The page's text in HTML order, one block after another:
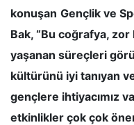
konuşan Gençlik ve
Bak, “Bu coğrafya,
yaşanan süreçleri
kültürünü iyi tanıyan
gençlere ihtiyacımız
etkinlikler çok çok